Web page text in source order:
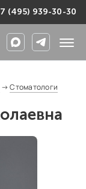
(495) 939-30-30
→Стоматологи